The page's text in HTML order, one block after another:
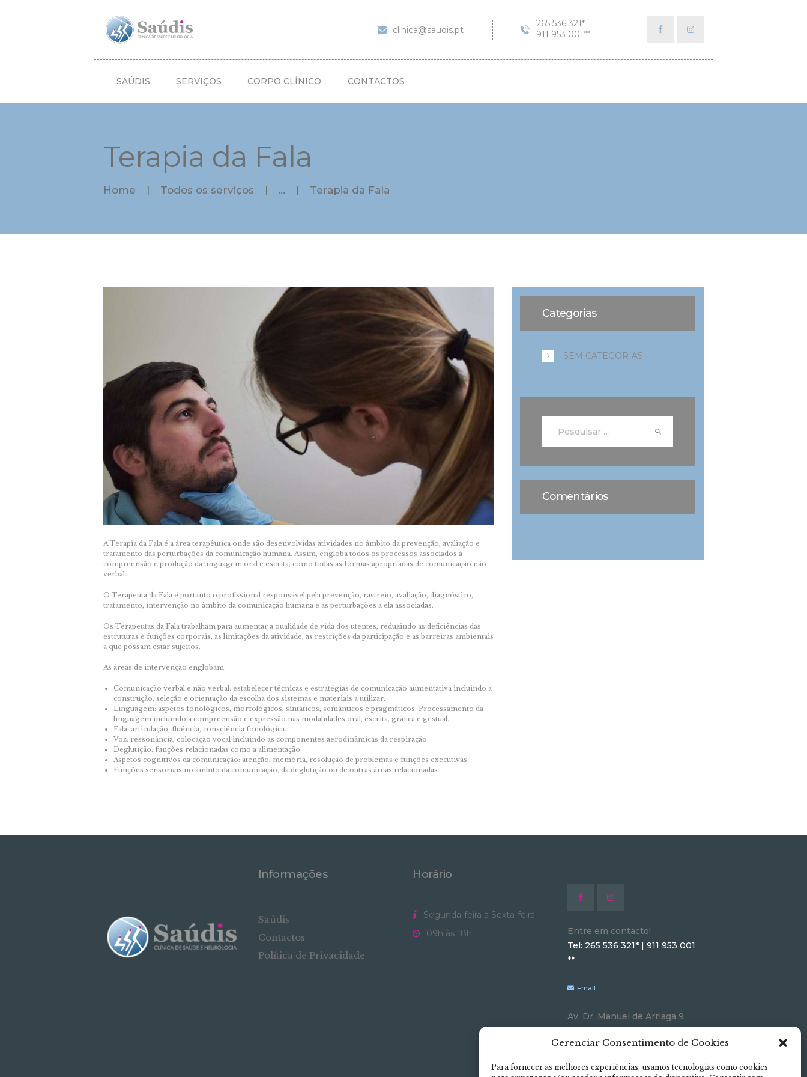
Gerenciar Consentimento de Cookies
Para fornecer as melhores experiências, usamos tecnologias como cookies
clinica@saudis.pt
265 536 321*
911 953 001**
SAÚDIS SERVIÇOS CORPO CLÍNICO CONTACTOS
Terapia da Fala
Home Todos os serviços ... Terapia da Fala
A Terapia da Fala é a área terapêutica onde são desenvolvidas atividades no âmbito da prevenção, avaliação e
tratamento das perturbações da comunicação humana. Assim, engloba todos os processos associados à
compreensão e produção da linguagem oral e escrita, como todas as formas apropriadas de comunicação não
verbal.
O Terapeuta da Fala é portanto o profissional responsável pela prevenção, rastreio, avaliação, diagnóstico,
tratamento, intervenção no âmbito da comunicação humana e as perturbações a ela associadas.
Os Terapeutas da Fala trabalham para aumentar a qualidade de vida dos utentes, reduzindo as deficiências das
estruturas e funções corporais, as limitações da atividade, as restrições da participação e as barreiras ambientais
a que possam estar sujeitos.
As áreas de intervenção englobam:
Comunicação verbal e não verbal: estabelecer técnicas e estratégias de comunicação aumentativa incluindo a
construção, seleção e orientação da escolha dos sistemas e materiais a utilizar.
Linguagem: aspetos fonológicos, morfológicos, sintáticos, semânticos e pragmáticos. Processamento da
linguagem incluindo a compreensão e expressão nas modalidades oral, escrita, gráfica e gestual.
Fala: articulação, fluência, consciência fonológica.
Voz: ressonância, colocação vocal incluindo as componentes aerodinâmicas da respiração.
Deglutição: funções relacionadas como a alimentação.
Aspetos cognitivos da comunicação: atenção, memória, resolução de problemas e funções executivas.
Funções sensoriais no âmbito da comunicação, da deglutição ou de outras áreas relacionadas.
Categorias
SEM CATEGORIAS
Comentários
Informações
Saúdis
Contactos
Política de Privacidade
Horário
Segunda-feira a Sexta-feira
09h às 18h
Entre em contacto!
Tel: 265 536 321* | 911 953 001
**
Email
Av. Dr. Manuel de Arriaga 9
Como chegar
*chamada para rede fixa